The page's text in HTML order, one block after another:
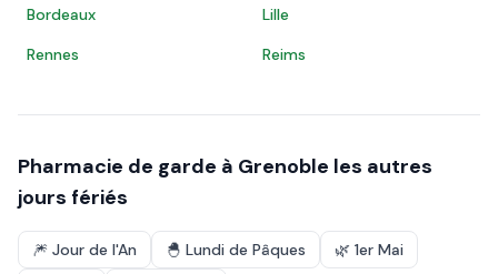
Bordeaux
Lille
Rennes
Reims
Pharmacie de garde à Grenoble les autres
jours fériés
🎆 Jour de l'An 🐣 Lundi de Pâques 🌿 1er Mai